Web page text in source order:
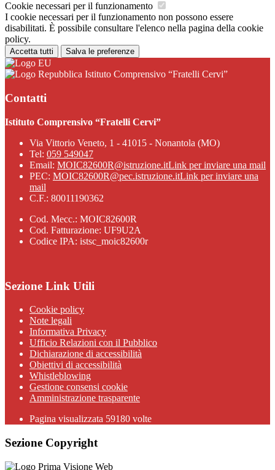
Cookie necessari per il funzionamento
I cookie necessari per il funzionamento non possono essere
disabilitati. È possibile consultare l'elenco nella pagina della cookie
policy.
Accetta tutti Salva le preferenze
Istituto Comprensivo “Fratelli Cervi”
Contatti
Istituto Comprensivo “Fratelli Cervi”
Via Vittorio Veneto, 1 - 41015 - Nonantola (MO)
Tel: 059 549047
Email: MOIC82600R@istruzione.itLink per inviare una mail
PEC: MOIC82600R@pec.istruzione.itLink per inviare una
mail
C.F.: 80011190362
Cod. Mecc.: MOIC82600R
Cod. Fatturazione: UF9U2A
Codice IPA: istsc_moic82600r
Sezione Link Utili
Cookie policy
Note legali
Informativa Privacy
Ufficio Relazioni con il Pubblico
Dichiarazione di accessibilità
Obiettivi di accessibilità
Whistleblowing
Gestione consensi cookie
Amministrazione trasparente
Pagina visualizzata 59180 volte
Sezione Copyright